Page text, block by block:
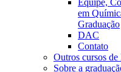
Equipe,
em
Graduação
DAC
Contato
Outros cursos
Sobre a